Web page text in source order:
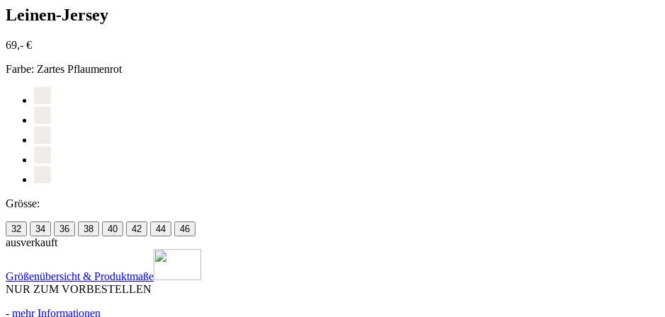
Leinen-Jersey
69,- €
Farbe: Zartes Pflaumenrot
Grösse:
32 34 36 38 40 42 44 46
ausverkauft
Größenübersicht & Produktmaße
NUR ZUM VORBESTELLEN
- mehr Informationen